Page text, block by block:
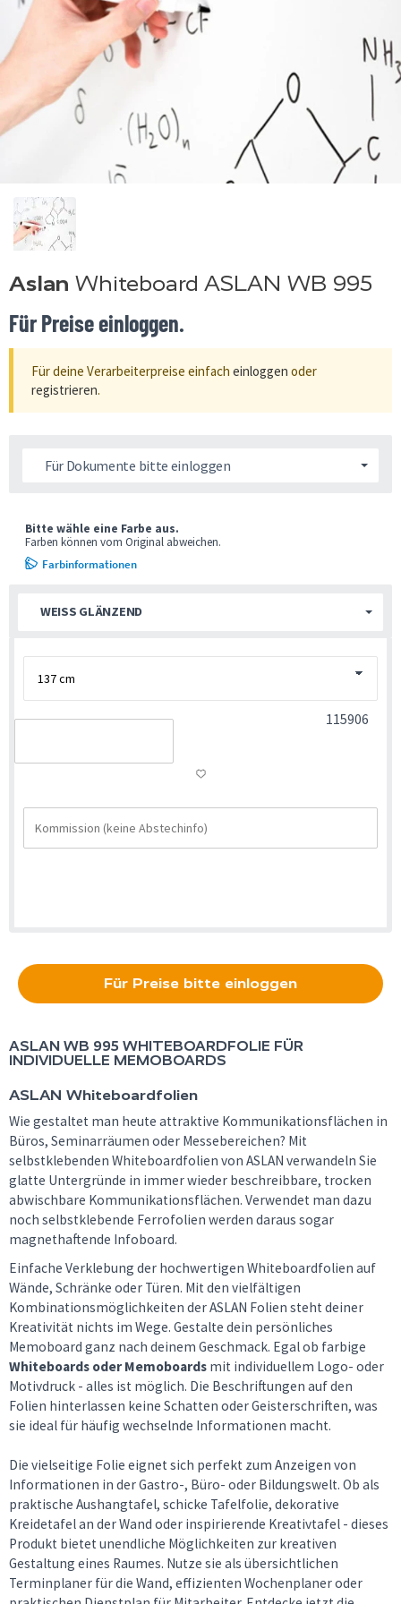
Aslan Whiteboard ASLAN WB 995
Für Preise einloggen.
Für deine Verarbeiterpreise einfach einloggen oder
registrieren.
Für Dokumente bitte einloggen
WEISS GLÄNZEND
Bitte wähle eine Farbe aus.
Farben können vom Original abweichen.
Farbinformationen
115906
Für Preise bitte einloggen
ASLAN WB 995 WHITEBOARDFOLIE FÜR
INDIVIDUELLE MEMOBOARDS
ASLAN Whiteboardfolien
Wie gestaltet man heute attraktive Kommunikationsflächen in
Büros, Seminarräumen oder Messebereichen? Mit
selbstklebenden Whiteboardfolien von ASLAN verwandeln Sie
glatte Untergründe in immer wieder beschreibbare, trocken
abwischbare Kommunikationsflächen. Verwendet man dazu
noch selbstklebende Ferrofolien werden daraus sogar
magnethaftende Infoboard.
Einfache Verklebung der hochwertigen Whiteboardfolien auf
Wände, Schränke oder Türen. Mit den vielfältigen
Kombinationsmöglichkeiten der ASLAN Folien steht deiner
Kreativität nichts im Wege. Gestalte dein persönliches
Memoboard ganz nach deinem Geschmack. Egal ob farbige
Whiteboards oder Memoboards mit individuellem Logo- oder
Motivdruck - alles ist möglich. Die Beschriftungen auf den
Folien hinterlassen keine Schatten oder Geisterschriften, was
sie ideal für häufig wechselnde Informationen macht.
Die vielseitige Folie eignet sich perfekt zum Anzeigen von
Informationen in der Gastro-, Büro- oder Bildungswelt. Ob als
praktische Aushangtafel, schicke Tafelfolie, dekorative
Kreidetafel an der Wand oder inspirierende Kreativtafel - dieses
Produkt bietet unendliche Möglichkeiten zur kreativen
Gestaltung eines Raumes. Nutze sie als übersichtlichen
Terminplaner für die Wand, effizienten Wochenplaner oder